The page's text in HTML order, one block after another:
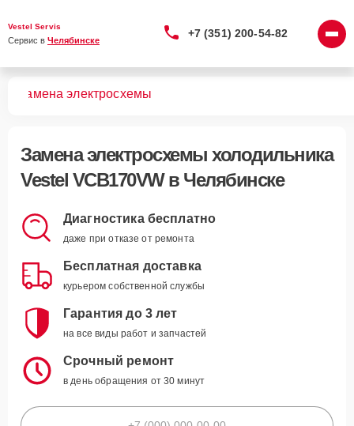
Vestel Servis
Сервис в Челябинске
+7 (351) 200-54-82
Замена электросхемы
Замена электросхемы холодильника
Vestel VCB170VW в Челябинске
Диагностика бесплатно
даже при отказе от ремонта
Бесплатная доставка
курьером собственной службы
Гарантия до 3 лет
на все виды работ и запчастей
Срочный ремонт
в день обращения от 30 минут